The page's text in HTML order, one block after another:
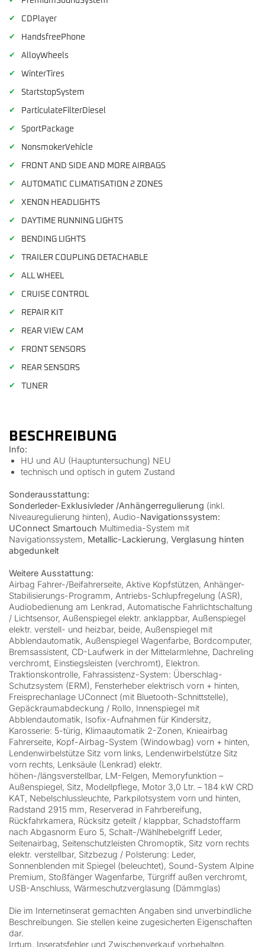
✔ CDPlayer
✔ HandsfreePhone
✔ AlloyWheels
✔ WinterTires
✔ StartstopSystem
✔ ParticulateFilterDiesel
✔ SportPackage
✔ NonsmokerVehicle
✔ FRONT AND SIDE AND MORE AIRBAGS
✔ AUTOMATIC CLIMATISATION 2 ZONES
✔ XENON HEADLIGHTS
✔ DAYTIME RUNNING LIGHTS
✔ BENDING LIGHTS
✔ TRAILER COUPLING DETACHABLE
✔ ALL WHEEL
✔ CRUISE CONTROL
✔ REPAIR KIT
✔ REAR VIEW CAM
✔ FRONT SENSORS
✔ REAR SENSORS
✔ TUNER
BESCHREIBUNG
Info:
HU und AU (Hauptuntersuchung) NEU
technisch und optisch in gutem Zustand
Sonderausstattung:
Sonderleder-Exklusivleder /Anhängerregulierung (inkl.
Niveauregulierung hinten), Audio-Navigationssystem:
UConnect Smartouch Multimedia-System mit
Navigationssystem, Metallic-Lackierung, Verglasung hinten
abgedunkelt
Weitere Ausstattung:
Airbag Fahrer-/Beifahrerseite, Aktive Kopfstützen, Anhänger-
Stabilisierungs-Programm, Antriebs-Schlupfregelung (ASR),
Audiobedienung am Lenkrad, Automatische Fahrlichtschaltung
/ Lichtsensor, Außenspiegel elektr. anklappbar, Außenspiegel
elektr. verstell- und heizbar, beide, Außenspiegel mit
Abblendautomatik, Außenspiegel Wagenfarbe, Bordcomputer,
Bremsassistent, CD-Laufwerk in der Mittelarmlehne, Dachreling
verchromt, Einstiegsleisten (verchromt), Elektron.
Traktionskontrolle, Fahrassistenz-System: Überschlag-
Schutzsystem (ERM), Fensterheber elektrisch vorn + hinten,
Freisprechanlage UConnect (mit Bluetooth-Schnittstelle),
Gepäckraumabdeckung / Rollo, Innenspiegel mit
Abblendautomatik, Isofix-Aufnahmen für Kindersitz,
Karosserie: 5-türig, Klimaautomatik 2-Zonen, Knieairbag
Fahrerseite, Kopf-Airbag-System (Windowbag) vorn + hinten,
Lendenwirbelstütze Sitz vorn links, Lendenwirbelstütze Sitz
vorn rechts, Lenksäule (Lenkrad) elektr.
höhen-/längsverstellbar, LM-Felgen, Memoryfunktion –
Außenspiegel, Sitz, Modellpflege, Motor 3,0 Ltr. – 184 kW CRD
KAT, Nebelschlussleuchte, Parkpilotsystem vorn und hinten,
Radstand 2915 mm, Reserverad in Fahrbereifung,
Rückfahrkamera, Rücksitz geteilt / klappbar, Schadstoffarm
nach Abgasnorm Euro 5, Schalt-/Wählhebelgriff Leder,
Seitenairbag, Seitenschutzleisten Chromoptik, Sitz vorn rechts
elektr. verstellbar, Sitzbezug / Polsterung: Leder,
Sonnenblenden mit Spiegel (beleuchtet), Sound-System Alpine
Premium, Stoßfänger Wagenfarbe, Türgriff außen verchromt,
USB-Anschluss, Wärmeschutzverglasung (Dämmglas)
Die im Internetinserat gemachten Angaben sind unverbindliche
Beschreibungen. Sie stellen keine zugesicherten Eigenschaften
dar.
Irrtum, Inseratsfehler und Zwischenverkauf vorbehalten.